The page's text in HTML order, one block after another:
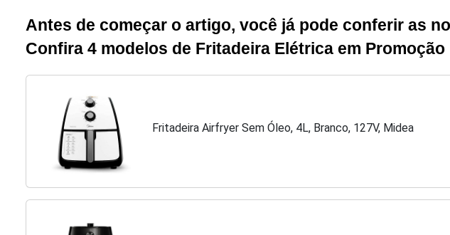
Antes de começar o artigo, você já pode conferir as
Confira 4 modelos de Fritadeira Elétrica em Promoção
Fritadeira Airfryer Sem Óleo, 4L, Branco, 127V, Midea